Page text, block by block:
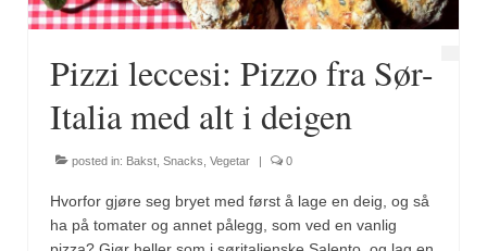
Pizzi leccesi: Pizzo fra Sør-
Italia med alt i deigen
posted in: Bakst Snacks Vegetar | 0
Hvorfor gjøre seg bryet med først å lage en deig, og så
ha på tomater og annet pålegg, som ved en vanlig